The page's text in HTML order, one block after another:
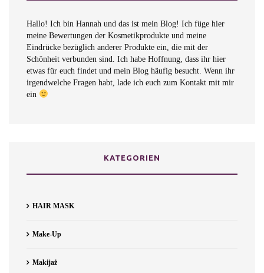
Hallo! Ich bin Hannah und das ist mein Blog! Ich füge hier
meine Bewertungen der Kosmetikprodukte und meine
Eindrücke bezüglich anderer Produkte ein, die mit der
Schönheit verbunden sind. Ich habe Hoffnung, dass ihr hier
etwas für euch findet und mein Blog häufig besucht. Wenn ihr
irgendwelche Fragen habt, lade ich euch zum Kontakt mit mir
ein
KATEGORIEN
HAIR MASK
Make-Up
Makijaż